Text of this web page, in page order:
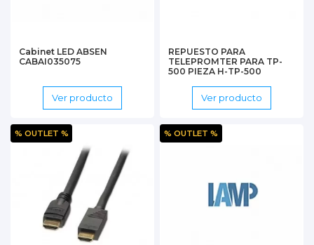
Cabinet LED ABSEN
CABAI035075
Ver producto
REPUESTO PARA
TELEPROMTER PARA TP-
500 PIEZA H-TP-500
Ver producto
% OUTLET % % OUTLET %